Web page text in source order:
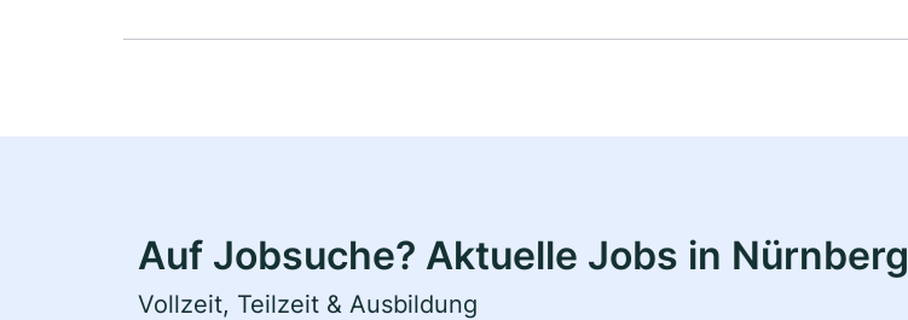
Auf Jobsuche? Aktuelle Jobs in Nürnberg
Vollzeit, Teilzeit & Ausbildung